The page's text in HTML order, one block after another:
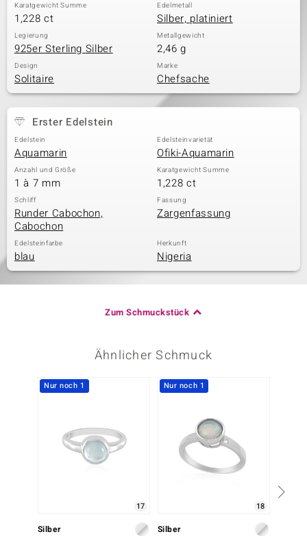
Karatgewicht Summe
1,228 ct
Edelmetall
Silber, platiniert
Legierung
925er Sterling Silber
Metallgewicht
2,46 g
Design
Solitaire
Marke
Chefsache
Erster Edelstein
Edelstein
Aquamarin
Edelsteinvarietät
Ofiki-Aquamarin
Anzahl und Größe
1 à 7 mm
Karatgewicht Summe
1,228 ct
Schliff
Runder Cabochon,
Cabochon
Fassung
Zargenfassung
Edelsteinfarbe
blau
Herkunft
Nigeria
Zum Schmuckstück
Ähnlicher Schmuck
Nur noch 1
17
Silber
Nur noch 1
18
Silber